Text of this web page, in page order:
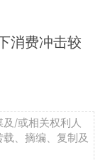
消费冲击较
/或相关权利人
、摘编、复制及